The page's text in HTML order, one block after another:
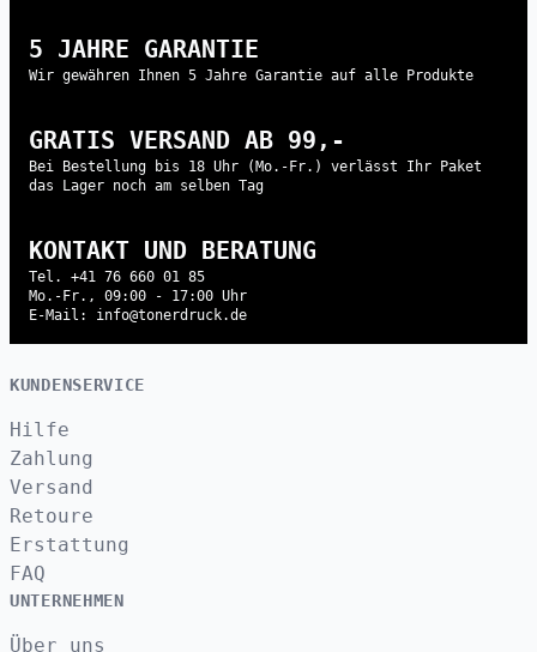
5 JAHRE GARANTIE
Wir gewähren Ihnen 5 Jahre Garantie auf alle Produkte
GRATIS VERSAND AB 99,-
Bei Bestellung bis 18 Uhr (Mo.-Fr.) verlässt Ihr Paket
das Lager noch am selben Tag
KONTAKT UND BERATUNG
Tel. +41 76 660 01 85
Mo.-Fr., 09:00 - 17:00 Uhr
E-Mail: info@tonerdruck.de
KUNDENSERVICE
Hilfe
Zahlung
Versand
Retoure
Erstattung
FAQ
UNTERNEHMEN
Über uns